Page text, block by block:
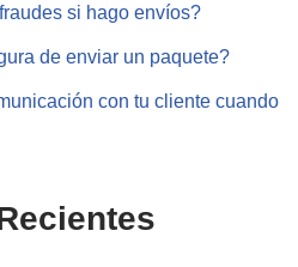
si hago envíos?
de enviar un paquete?
con tu cliente cuando